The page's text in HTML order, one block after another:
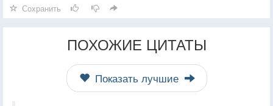
Сохранить
ПОХОЖИЕ ЦИТАТЫ
Показать лучшие